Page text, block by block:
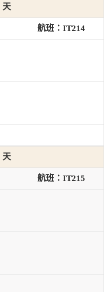
IT214
IT215